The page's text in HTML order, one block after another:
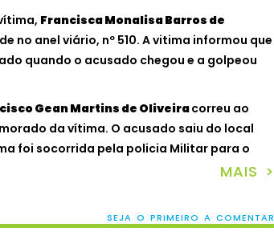
Francisca Monalisa Barros de
no anel viário, nº 510. A vitima informou que
quando o acusado chegou e a golpeou
Gean Martins de Oliveiracorreu ao
da vítima. O acusado saiu do local
foi socorrida pela policia Militar para o
MAIS >
SEJA O PRIMEIRO A COMENTAR